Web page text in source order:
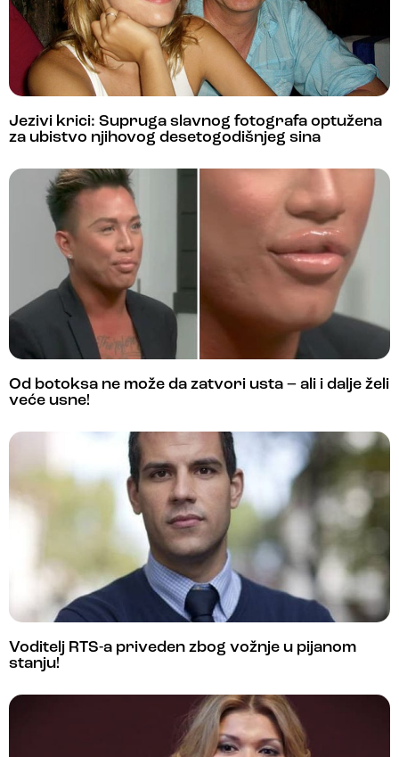
Jezivi krici: Supruga slavnog fotografa optužena
za ubistvo njihovog desetogodišnjeg sina
Od botoksa ne može da zatvori usta – ali i dalje želi
veće usne!
Voditelj RTS-a priveden zbog vožnje u pijanom
stanju!